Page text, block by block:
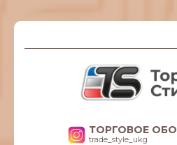
ТОРГОВОЕ
trade_style_ukg